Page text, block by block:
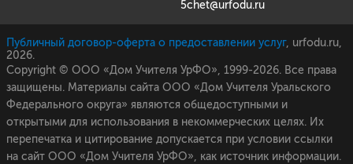
5chet@urfodu.ru
Публичный договор-оферта о предоставлении услуг, urfodu.ru,
2026.
Copyright © ООО «Дом Учителя УрФО», 1999-2026. Все права
защищены. Материалы сайта ООО «Дом Учителя Уральского
Федерального округа» являются общедоступными и
открытыми для использования в некоммерческих целях. Их
перепечатка и цитирование допускается при условии ссылки
на сайт ООО «Дом Учителя УрФО», как источник информации.